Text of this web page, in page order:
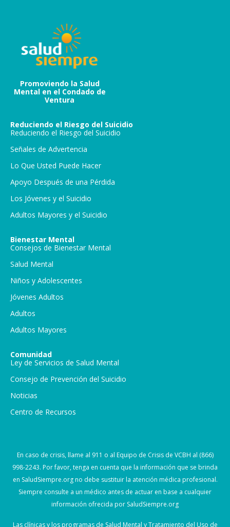
Promoviendo la Salud
Mental en el Condado de
Ventura
Reduciendo el Riesgo del Suicidio
Reduciendo el Riesgo del Suicidio
Señales de Advertencia
Lo Que Usted Puede Hacer
Apoyo Después de una Pérdida
Los Jóvenes y el Suicidio
Adultos Mayores y el Suicidio
Bienestar Mental
Consejos de Bienestar Mental
Salud Mental
Niños y Adolescentes
Jóvenes Adultos
Adultos
Adultos Mayores
Comunidad
Ley de Servicios de Salud Mental
Consejo de Prevención del Suicidio
Noticias
Centro de Recursos
En caso de crisis, llame al 911 o al Equipo de Crisis de VCBH al (866)
998-2243. Por favor, tenga en cuenta que la información que se brinda
en SaludSiempre.org no debe sustituir la atención médica profesional.
Siempre consulte a un médico antes de actuar en base a cualquier
información ofrecida por SaludSiempre.org
Las clínicas y los programas de Salud Mental y Tratamiento del Uso de